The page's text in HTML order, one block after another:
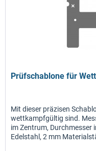
Prüfschablone für
Mit dieser präzisen
wettkampfgültig sind.
im Zentrum, Durchmesser
Edelstahl, 2 mm